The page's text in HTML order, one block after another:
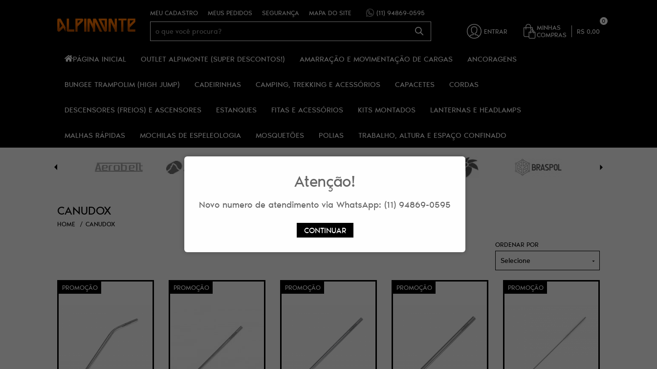
MEU CADASTRO MEUS PEDIDOS SEGURANÇA MAPA DO SITE (11) 94869-0595
ENTRAR
MINHAS
COMPRAS
0
R$ 0,00
PÁGINA INICIAL OUTLET ALPIMONTE (SUPER DESCONTOS!) AMARRAÇÃO E MOVIMENTAÇÃO DE CARGAS ANCORAGENS
BUNGEE TRAMPOLIM (HIGH JUMP) CADEIRINHAS CAMPING, TREKKING E ACESSÓRIOS CAPACETES CORDAS
DESCENSORES (FREIOS) E ASCENSORES ESTANQUES FITAS E ACESSÓRIOS KITS MONTADOS LANTERNAS E HEADLAMPS
MALHAS RÁPIDAS MOCHILAS DE ESPELEOLOGIA MOSQUETÕES POLIAS TRABALHO, ALTURA E ESPAÇO CONFINADO
CANUDOX
HOME CANUDOX
ORDENAR POR
Selecione
PROMOÇÃO PROMOÇÃO PROMOÇÃO PROMOÇÃO PROMOÇÃO
Atenção!
Novo numero de atendimento via WhatsApp: (11) 94869-0595
CONTINUAR